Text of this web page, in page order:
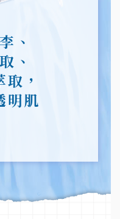
、
、
，
明肌